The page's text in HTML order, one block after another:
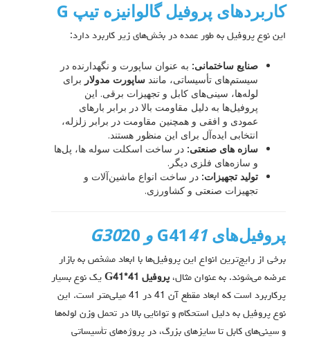
کاربردهای پروفیل گالوانیزه تیپ G
این نوع پروفیل به طور عمده در بخش‌های زیر کاربرد دارد:
صنایع ساختمانی: به عنوان ساپورت و نگهدارنده در
سیستم‌های تأسیساتی، مانند ساپورت مدولار برای
لوله‌ها، سینی‌های کابل و تجهیزات برقی. این
پروفیل‌ها به دلیل مقاومت بالا در برابر بارهای
عمودی و افقی و همچنین مقاومت در برابر زلزله،
انتخابی ایده‌آل برای این منظور هستند.
سازه های صنعتی: در ساخت اسکلت سوله ها، پل‌ها
و سازه‌های فلزی دیگر.
تولید تجهیزات: در ساخت انواع ماشین‌آلات و
تجهیزات صنعتی و کشاورزی.
پروفیل‌های G41 41 و G30 20
برخی از رایج‌ترین انواع این پروفیل‌ها با ابعاد مشخص به بازار
عرضه می‌شوند. به عنوان مثال، پروفیل G41*41
یک نوع بسیار
پرکاربرد است که ابعاد مقطع آن 41 در 41 میلی‌متر است. این
نوع پروفیل به دلیل استحکام و توانایی بالا در تحمل وزن لوله‌ها
و سینی‌های کابل تا سایزهای بزرگ، در پروژه‌های تأسیساتی